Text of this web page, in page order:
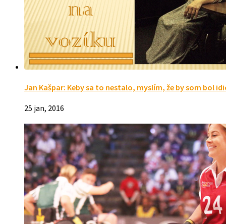
Jan Kašpar: Keby sa to nestalo, myslím, že by som bol
25 jan, 2016